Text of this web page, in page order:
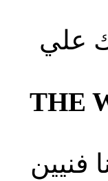
علي
THE
فنيين